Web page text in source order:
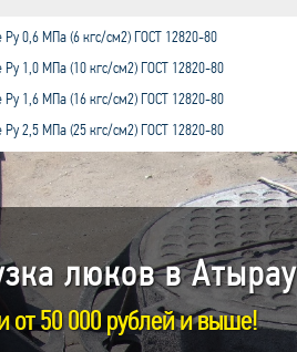
0,6 МПа (6 кгс/см2) ГОСТ 12820-80
1,0 МПа (10 кгс/см2) ГОСТ 12820-80
1,6 МПа (16 кгс/см2) ГОСТ 12820-80
2,5 МПа (25 кгс/см2) ГОСТ 12820-80
люков в
от 50 000 рублей и выше!